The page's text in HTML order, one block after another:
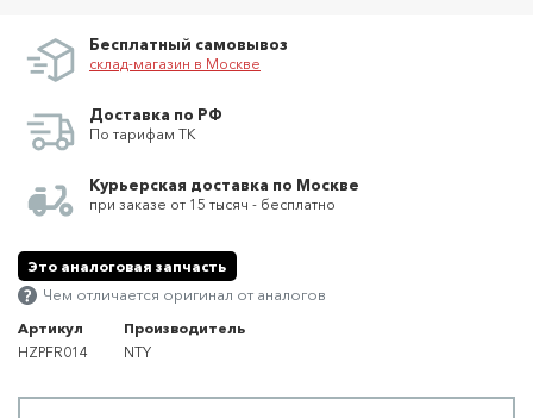
Бесплатный самовывоз
склад-магазин в Москве
Доставка по РФ
По тарифам ТК
Курьерская доставка по Москве
при заказе от 15 тысяч - бесплатно
Это аналоговая запчасть
Чем отличается оригинал от аналогов
Артикул
HZPFR014
Производитель
NTY